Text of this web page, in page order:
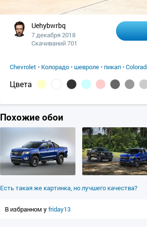
Uehybwrbq
7 декабря 2018
Скачиваний 701
Chevrolet • Колорадо • шевроле • пикап •
Цвета
Похожие обои
Есть такая же картинка, но лучшего качества?
В избранном уfriday13